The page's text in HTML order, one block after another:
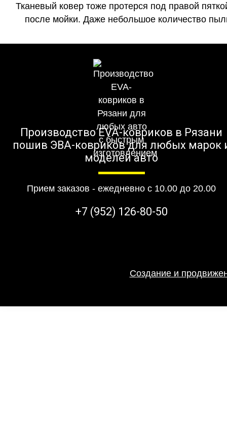
Тканевый ковер тоже протерся под правой
после мойки. Даже небольшое количество
Производство EVA-ковриков в Рязани
пошив ЭВА-ковриков для любых марок
моделей авто
Прием заказов - ежедневно с 10.00 до 20.00
+7 (952) 126-80-50
Создание и